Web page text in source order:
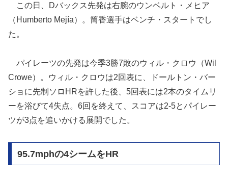
この日、Dバックス先発は右腕のウンベルト・メヒア
（Humberto Mejía）。筒香選手はベンチ・スタートでし
た。
パイレーツの先発は今季3勝7敗のウィル・クロウ（Wil
Crowe）。ウィル・クロウは2回表に、ドールトン・バー
ショに先制ソロHRを許した後、5回表には2本のタイムリ
ーを浴びて4失点。6回を終えて、スコアは2-5とパイレー
ツが3点を追いかける展開でした。
95.7mphの4シームをHR